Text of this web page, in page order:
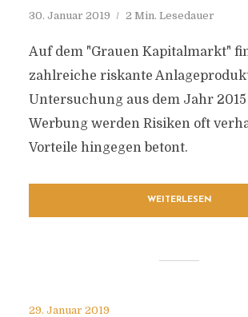
30. Januar 2019 2 Min. Lesedauer
Auf dem "Grauen Kapitalmarkt"
zahlreiche riskante
Untersuchung aus dem Jahr
Werbung werden Risiken oft
Vorteile hingegen betont.
WEITERLESEN
29. Januar 2019